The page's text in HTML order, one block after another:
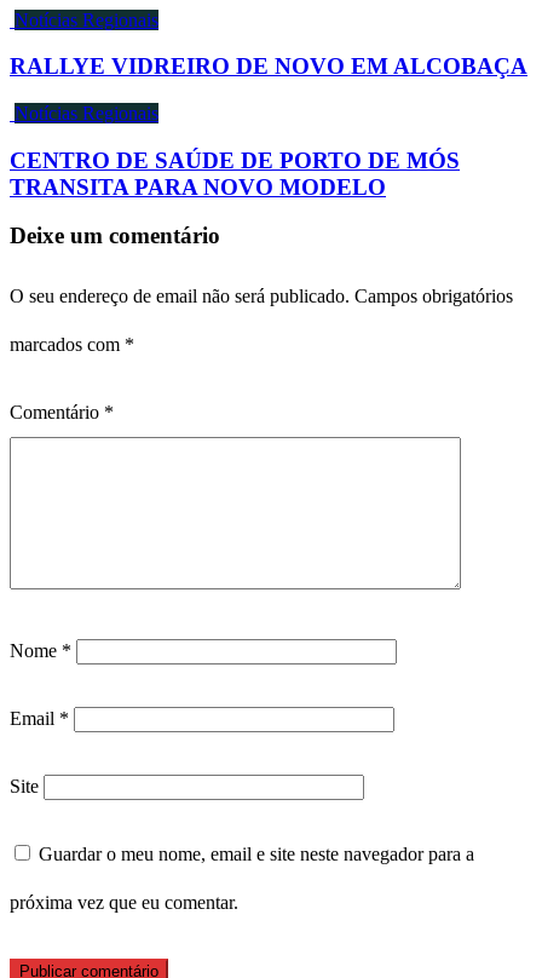
Notícias Regionais
RALLYE VIDREIRO DE NOVO EM ALCOBAÇA
Notícias Regionais
CENTRO DE SAÚDE DE PORTO DE MÓS
TRANSITA PARA NOVO MODELO
Deixe um comentário
O seu endereço de email não será publicado. Campos obrigatórios
marcados com *
Comentário *
Nome *
Email *
Site
Guardar o meu nome, email e site neste navegador para a
próxima vez que eu comentar.